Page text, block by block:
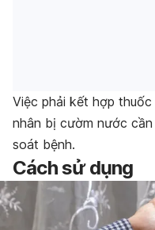
Việc phải kết hợp
nhân bị cườm nước
soát bệnh.
Cách sử dụng